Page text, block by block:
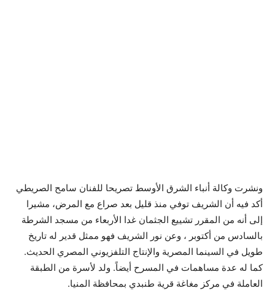
ونشرت وكالة أنباء الشرق الأوسط تصريحا للفنان سامح الصريطي
أكد فيه أن الشريف توفي منذ قليل بعد صراع مع المرض، مشيرا
إلى أنه من المقرر تشييع الجثمان غدا الأربعاء من مسجد الشرطة
بالسادس من أكتوبر ، وعن نور الشريف فهو ممثل قدير له تاريخ
طويل في السينما المصرية والإنتاج التلفزيوني المصري الحديث.
كما له عدة مساهمات في المسرح أيضاً. ولد لأسرة من الطبقة
العاملة في مركز مغاغة قرية طنبدي بمحافظة المنيا.